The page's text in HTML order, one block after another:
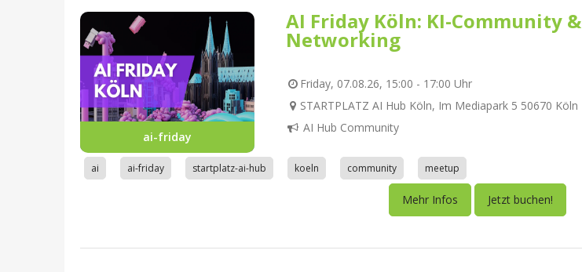
ai-friday
AI Friday Köln: KI-Community &
Networking
Friday, 07.08.26, 15:00 - 17:00 Uhr
STARTPLATZ AI Hub Köln, Im Mediapark 5 50670 Köln
AI Hub Community
ai ai-friday startplatz-ai-hub koeln community meetup
Mehr Infos Jetzt buchen!